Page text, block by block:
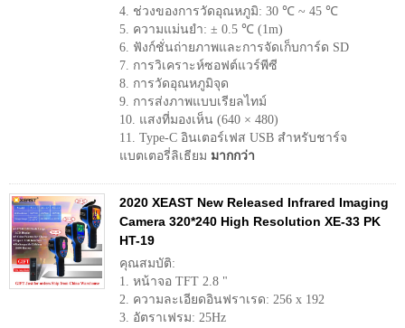
4. ช่วงของการวัดอุณหภูมิ: 30 ℃ ~ 45 ℃
5. ความแม่นยำ: ± 0.5 ℃ (1m)
6. ฟังก์ชั่นถ่ายภาพและการจัดเก็บการ์ด SD
7. การวิเคราะห์ซอฟต์แวร์พีซี
8. การวัดอุณหภูมิจุด
9. การส่งภาพแบบเรียลไทม์
10. แสงที่มองเห็น (640 × 480)
11. Type-C อินเตอร์เฟส USB สำหรับชาร์จ
แบตเตอรี่ลิเธียม มากกว่า
2020 XEAST New Released Infrared Imaging
Camera 320*240 High Resolution XE-33 PK
HT-19
คุณสมบัติ:
1. หน้าจอ TFT 2.8 "
2. ความละเอียดอินฟราเรด: 256 x 192
3. อัตราเฟรม: 25Hz